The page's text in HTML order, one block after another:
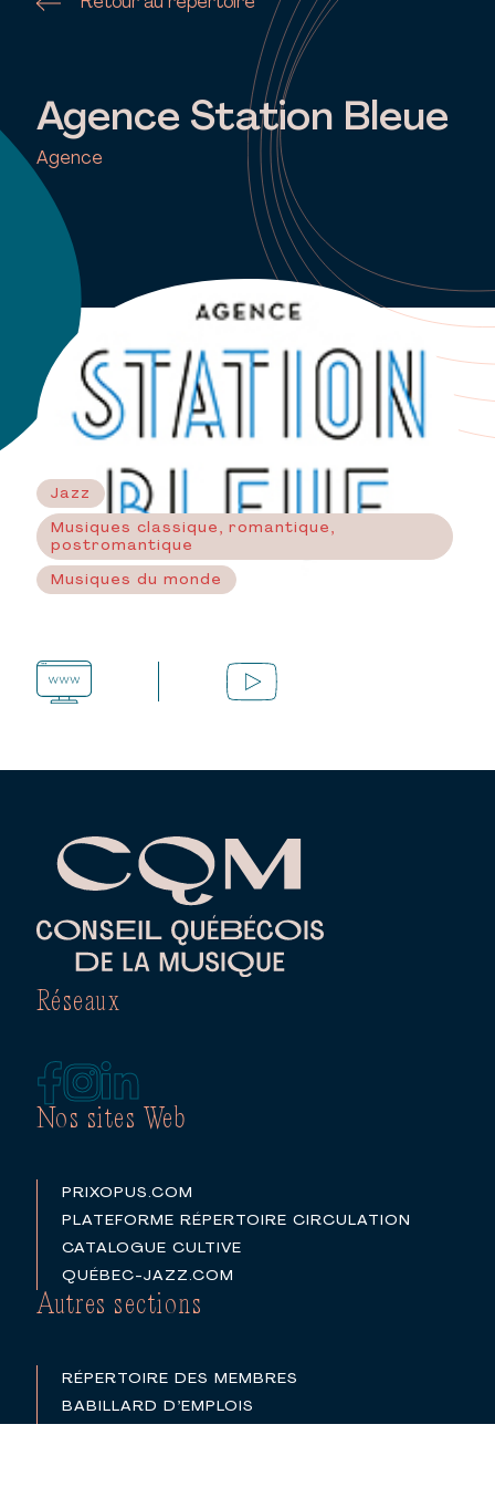
Agence Station Bleue
Agence
Jazz
Musiques classique, romantique,
postromantique
Musiques du monde
Nos sites Web
PRIXOPUS.COM
PLATEFORME RÉPERTOIRE CIRCULATION
CATALOGUE CULTIVE
QUÉBEC-JAZZ.COM
Autres sections
RÉPERTOIRE DES MEMBRES
BABILLARD D’EMPLOIS
Réseaux